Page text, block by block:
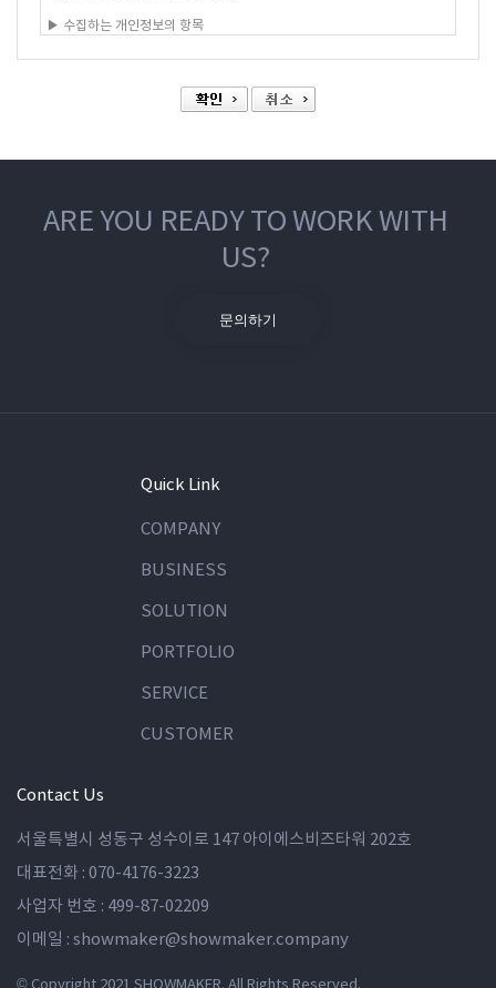
ARE YOU READY TO WORK WITH
US?
문의하기
Quick Link
COMPANY
BUSINESS
SOLUTION
PORTFOLIO
SERVICE
CUSTOMER
Contact Us
서울특별시 성동구 성수이로 147 아이에스비즈타워 202호
대표전화 : 070-4176-3223
사업자 번호 : 499-87-02209
이메일 : showmaker@showmaker.company